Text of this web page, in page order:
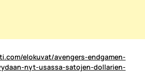
elokuvat/avengers-endgamen-
nyt-usassa-satojen-dollarien-